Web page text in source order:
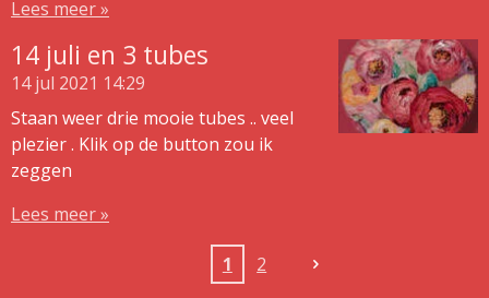
Lees meer »
14 juli en 3 tubes
14 jul 2021 14:29
Staan weer drie mooie tubes .. veel
plezier . Klik op de button zou ik
zeggen
Lees meer »
1 2